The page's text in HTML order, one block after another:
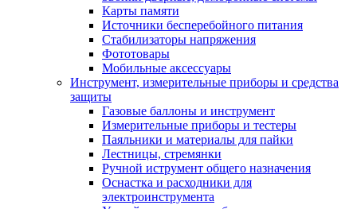
Карты памяти
Источники бесперебойного питания
Стабилизаторы напряжения
Фототовары
Мобильные аксессуары
Инструмент, измерительные приборы и средства
защиты
Газовые баллоны и инструмент
Измерительные приборы и тестеры
Паяльники и материалы для пайки
Лестницы, стремянки
Ручной иструмент общего назначения
Оснастка и расходники для
электроинструмента